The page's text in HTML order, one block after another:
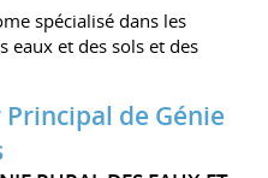
spécialisé dans les
eaux et des sols et des
de Génie